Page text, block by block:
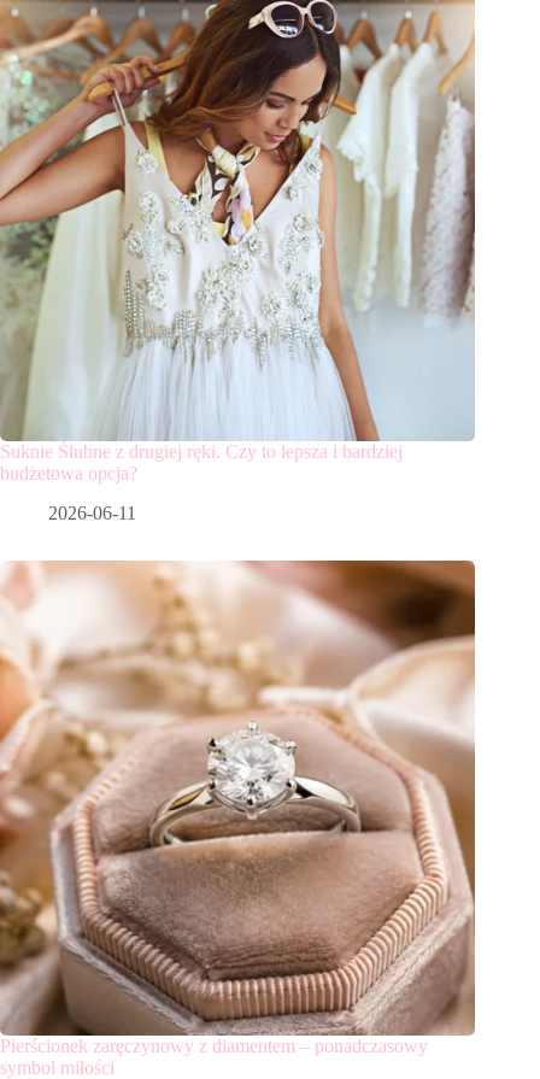
Suknie Ślubne z drugiej ręki. Czy to lepsza i bardziej
budżetowa opcja?
2026-06-11
Pierścionek zaręczynowy z diamentem – ponadczasowy
symbol miłości